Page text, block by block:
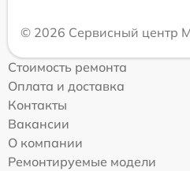
© 2026 Сервисный центр
Стоимость ремонта
Оплата и доставка
Контакты
Вакансии
О компании
Ремонтируемые модели